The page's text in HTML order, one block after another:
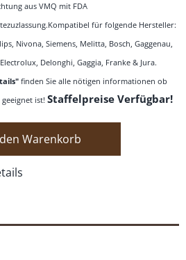
aus VMQ mit FDA
für folgende Hersteller:
Nivona, Siemens, Melitta, Bosch, Gaggenau,
Electrolux, Delonghi, Gaggia, Franke & Jura.
finden Sie alle nötigen informationen ob
ist! Staffelpreise Verfügbar!
Warenkorb